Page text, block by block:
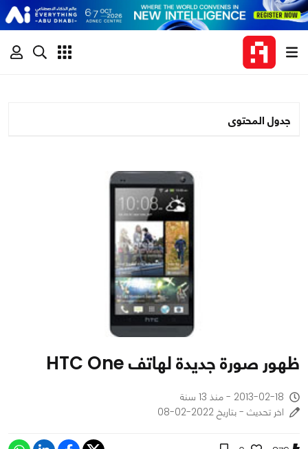
جدول المحتوى
ظهور صورة جديدة لهاتف HTC One
2013-02-18 - منذ 13 سنة
اخر تحديث - بتاريخ 2022-02-08